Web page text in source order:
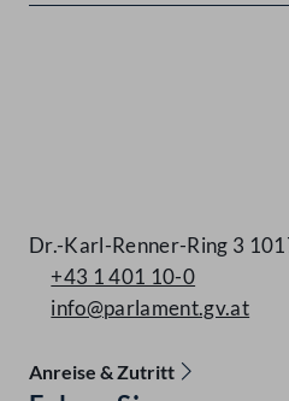
Dr.-Karl-Renner-Ring 3
+43 1 401 10-0
info@parlament.gv.at
Anreise & Zutritt